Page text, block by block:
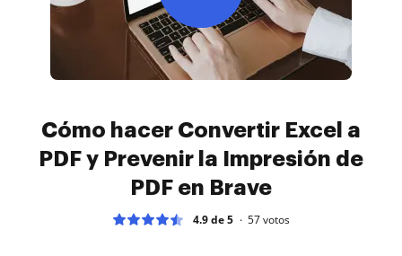
Cómo hacer Convertir Excel a
PDF y Prevenir la Impresión de
PDF en Brave
4.9 de 5 57votos